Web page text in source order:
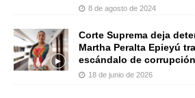
8 de agosto de 2024
Corte Suprema deja
Martha Peralta Epieyú
escándalo de
18 de junio de 2026